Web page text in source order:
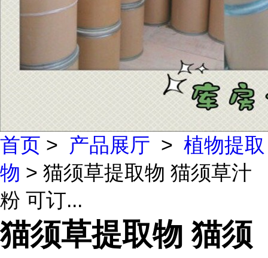
首页 > 产品展厅 > 植物提取
物 > 猫须草提取物 猫须草汁
粉 可订...
猫须草提取物 猫须